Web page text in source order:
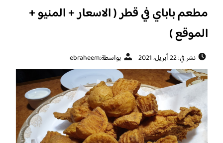
مطعم باباي في قطر ( الاسعار + المنيو +
الموقع )
نشر في: 22 أبريل، 2021 بواسطة:ebraheem